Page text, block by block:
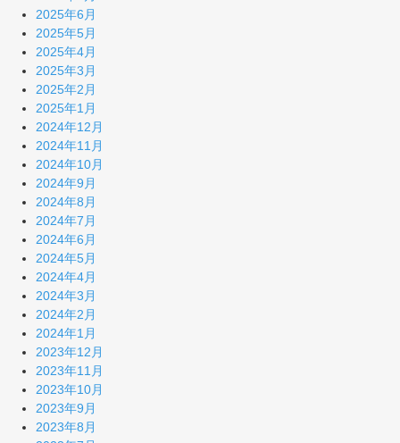
2025年6月
2025年5月
2025年4月
2025年3月
2025年2月
2025年1月
2024年12月
2024年11月
2024年10月
2024年9月
2024年8月
2024年7月
2024年6月
2024年5月
2024年4月
2024年3月
2024年2月
2024年1月
2023年12月
2023年11月
2023年10月
2023年9月
2023年8月